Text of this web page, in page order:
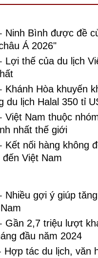
- Ninh Bình được đề
Á 2026"
- Lợi thế của du lịch
- Khánh Hòa khuyến
du lịch Halal 350 tỉ
- Việt Nam thuộc
nhất thế giới
Kết nối hàng không
đến Việt Nam
- Nhiều gợi ý giúp
- Gần 2,7 triệu lượt
đầu năm 2024
Hợp tác du lịch, văn